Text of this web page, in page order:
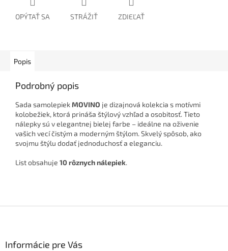
OPÝTAŤ SA STRÁŽIŤ ZDIEĽAŤ
Popis
Podrobný popis
Sada samolepiekMOVINO je dizajnová kolekcia s motívmi
kolobežiek, ktorá prináša štýlový vzhľad a osobitosť. Tieto
nálepky sú v elegantnej bielej farbe – ideálne na oživenie
vašich vecí čistým a moderným štýlom. Skvelý spôsob, ako
svojmu štýlu dodať jednoduchosť a eleganciu.
List obsahuje 10 rôznych nálepiek.
Informácie pre Vás